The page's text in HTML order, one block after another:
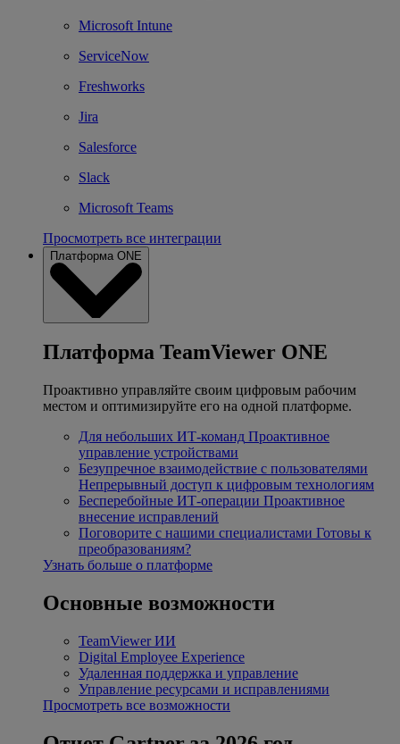
Microsoft Intune
ServiceNow
Freshworks
Jira
Salesforce
Slack
Microsoft Teams
Просмотреть все интеграции
Платформа ONE
Платформа TeamViewer ONE
Проактивно управляйте своим цифровым рабочим
местом и оптимизируйте его на одной платформе.
Для небольших ИТ-команд Проактивное
управление устройствами
Безупречное взаимодействие с пользователями
Непрерывный доступ к цифровым технологиям
Бесперебойные ИТ-операции Проактивное
внесение исправлений
Поговорите с нашими специалистами Готовы к
преобразованиям?
Узнать больше о платформе
Основные возможности
TeamViewer ИИ
Digital Employee Experience
Удаленная поддержка и управление
Управление ресурсами и исправлениями
Просмотреть все возможности